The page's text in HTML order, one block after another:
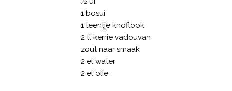
1 bosui
1 teentje knoflook
2 tl kerrie vadouvan
zout naar smaak
2 el water
2 el olie